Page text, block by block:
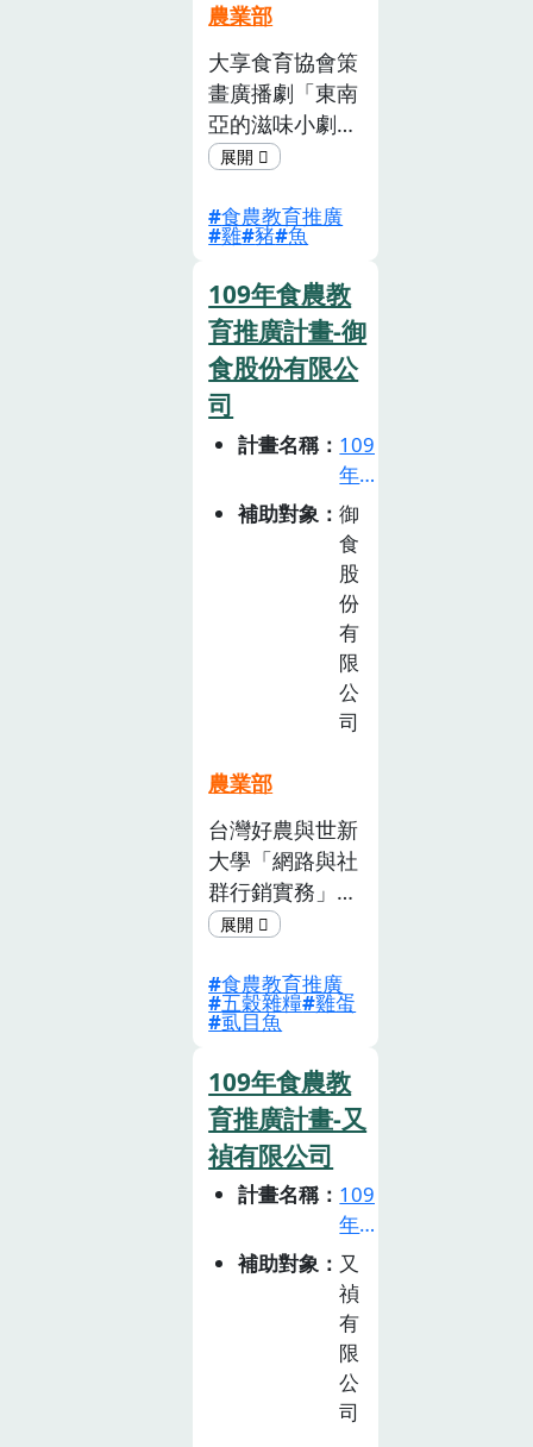
識、辨識、分類
不同階段加深對
植物的認識；4.
「華南好?迌」
將華南 村的人
文地產景設計成
戶外大地遊戲，
一步一步認識華
體驗課程以木箱
劇場的開場故事
加上課程說明的
知識海報，最後
用遊戲體驗複習
課堂上的知識。
截
止)
農業部
大享食育協會策
畫廣播劇「東南
亞的滋味小劇
場」，在十集節
讀國小三年級
「小灣」為主
角，在因緣際會
之下品嘗泰國、
越南、馬來西
亞、印尼、菲律
賓等五國料理，
並 藉由與同
學、家人、親友
對話，以及娓娓
道來的故事認識
東南亞料理中常
見的 香料、食
材、烹調方式與
飲食文化。 讓
孩子能在學校用
餐時間體會來自
南洋的滋味新感
受，與臺灣這塊
土地上的新朋
友，擁有更進
一步接觸的機會
食農教育推廣
雞 豬 魚
109年食農教
育推廣計畫-御
食股份有限公
司
計畫名稱
109
年
食
農
教
育
推
廣
計
畫
徵
動
(已
截
補助對象
御
食
股
份
有
限
公
司
農業部
台灣好農與世新
大學「網路與社
群行銷實務」課
程合作，提供學
觸的機會及 課
題，帶領學生走
任務的方式，讓
學生從前期的資
料搜索、腳本設
定到實際 訪問
攝影與剪輯，以
學生創意及語言
告訴其他同學飲
係，以創意行銷
提案競賽 方式
讓學生互相觀摩
及學習，並實際
食農教育推廣
五穀雜糧 雞蛋
虱目魚
109年食農教
育推廣計畫-又
禎有限公司
計畫名稱
109
年
食
農
教
育
推
廣
計
補助對象
又
禎
有
限
公
司